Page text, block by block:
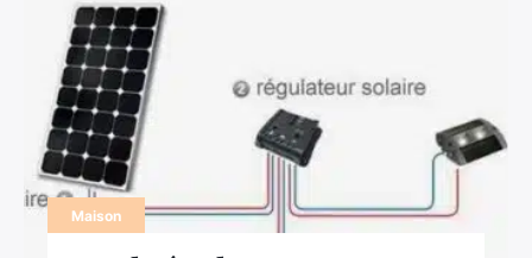
Maison
Bien-être
Entreprise
Finance
Hightech
Immobilier